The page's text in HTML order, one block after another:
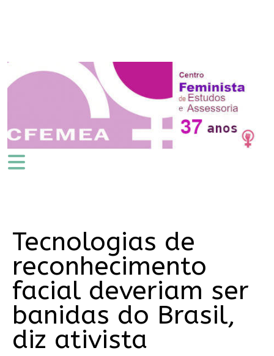
Tecnologias de
reconhecimento
facial deveriam ser
banidas do Brasil,
diz ativista